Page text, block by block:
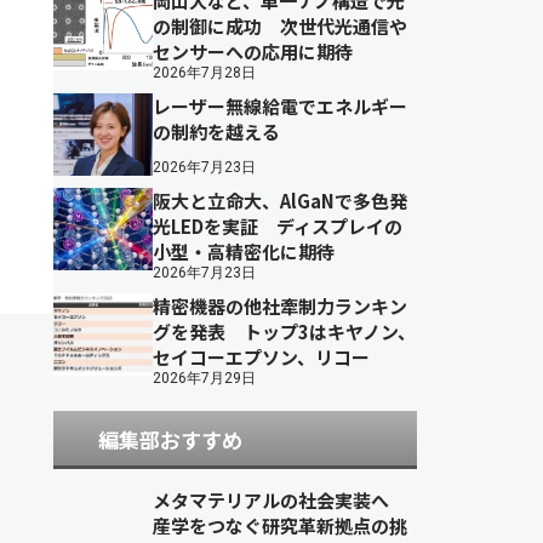
の制御に成功 次世代光通信や
センサーへの応用に期待
2026年7月28日
レーザー無線給電でエネルギー
の制約を越える
2026年7月23日
阪大と立命大、AlGaNで多色発
光LEDを実証 ディスプレイの
小型・高精密化に期待
2026年7月23日
精密機器の他社牽制力ランキン
グを発表 トップ3はキヤノン、
セイコーエプソン、リコー
2026年7月29日
編集部おすすめ
メタマテリアルの社会実装へ
産学をつなぐ研究革新拠点の挑